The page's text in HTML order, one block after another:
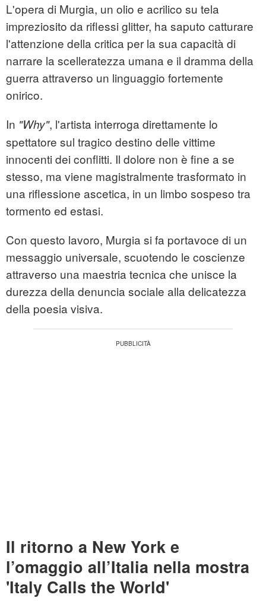
L'opera di Murgia, un olio e acrilico su tela
impreziosito da riflessi glitter, ha saputo catturare
l'attenzione della critica per la sua capacità di
narrare la scelleratezza umana e il dramma della
guerra attraverso un linguaggio fortemente
onirico.
In "Why", l'artista interroga direttamente lo
spettatore sul tragico destino delle vittime
innocenti dei conflitti. Il dolore non è fine a se
stesso, ma viene magistralmente trasformato in
una riflessione ascetica, in un limbo sospeso tra
tormento ed estasi.
Con questo lavoro, Murgia si fa portavoce di un
messaggio universale, scuotendo le coscienze
attraverso una maestria tecnica che unisce la
durezza della denuncia sociale alla delicatezza
della poesia visiva.
Il ritorno a New York e
l’omaggio all’Italia nella mostra
'Italy Calls the World'